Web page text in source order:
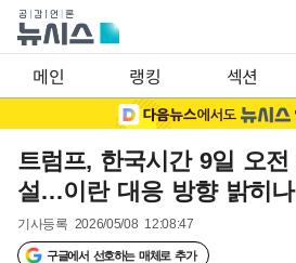
메인 랭킹 섹션
트럼프, 한국시간 9일 오
설…이란 대응 방향 밝히나
기사등록 2026/05/08 12:08:47
구글에서 선호하는 매체로 추가